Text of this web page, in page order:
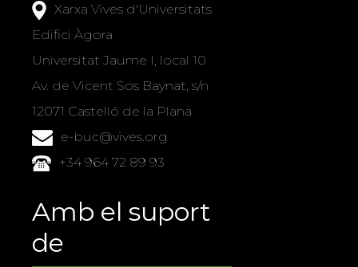
Xarxa Vives d'Universitats
Edifici Àgora
Universitat Jaume I, local 10
Av. de Vicent Sos Baynat, s/n
12071 Castelló de la Plana
e-buc@vives.org
+34 964 72 89 93
Amb el suport
de